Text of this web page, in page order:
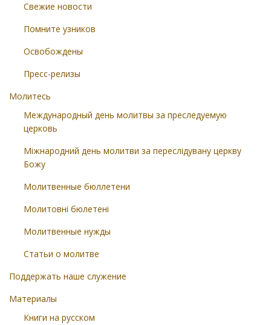
Свежие новости
Помните узников
Освобождены
Пресс-релизы
Молитесь
Международный день молитвы за преследуемую
церковь
Міжнародний день молитви за переслідувану церкву
Божу
Молитвенные бюллетени
Молитовні бюлетені
Молитвенные нужды
Статьи о молитве
Поддержать наше служение
Материалы
Книги на русском